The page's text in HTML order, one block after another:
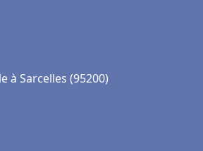
Sarcelles (95200)